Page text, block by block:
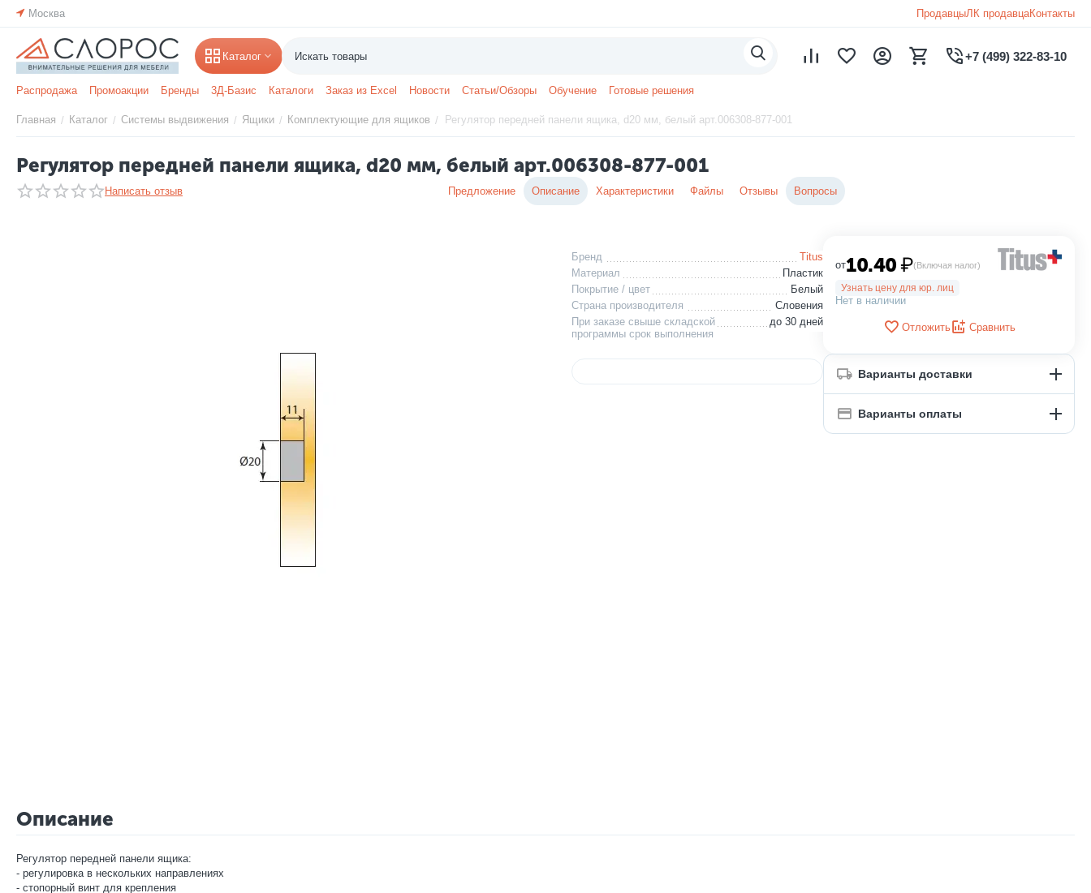
Москва ПродавцыЛК продавцаКонтакты
Каталог +7 (499) 322-83-10
Распродажа Промоакции Бренды 3Д-Базис Каталоги Заказ из Excel Новости Статьи/Обзоры Обучение Готовые решения
Главная / Каталог / Системы выдвижения / Ящики / Комплектующие для ящиков / Регулятор передней панели ящика, d20 мм, белый арт.006308-877-001
Регулятор передней панели ящика, d20 мм, белый арт.006308-877-001
Написать отзыв Предложение Описание Характеристики Файлы Отзывы Вопросы
Бренд
Titus
Материал
Пластик
Покрытие / цвет
Белый
Страна производителя
Словения
При заказе свыше складской
программы срок выполнения
до 30 дней
от10.40₽(Включая налог)
Узнать цену для юр. лиц
Нет в наличии
Отложить Сравнить
Варианты доставки
Варианты оплаты
Описание
Регулятор передней панели ящика:
- регулировка в нескольких направлениях
- стопорный винт для крепления